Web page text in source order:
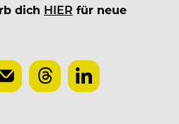
dich HIER für neue